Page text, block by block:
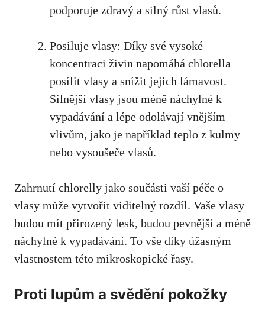
podporuje zdravý a silný růst vlasů.
Posiluje vlasy: Díky své vysoké
koncentraci živin napomáhá chlorella
posílit vlasy a snížit jejich lámavost.
Silnější vlasy jsou méně náchylné k
vypadávání a lépe odolávají vnějším
vlivům, jako je například teplo z kulmy
nebo vysoušeče vlasů.
Zahrnutí chlorelly jako součásti vaší péče o
vlasy může vytvořit viditelný rozdíl. Vaše vlasy
budou mít přirozený lesk, budou pevnější a méně
náchylné k vypadávání. To vše díky úžasným
vlastnostem této mikroskopické řasy.
Proti lupům a svědění pokožky